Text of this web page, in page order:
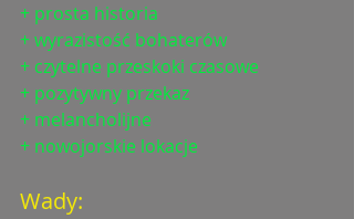
+ prosta historia
+ wyrazistość bohaterów
+ czytelne przeskoki czasowe
+ pozytywny przekaz
+ melancholijne
+ nowojorskie lokacje
Wady: